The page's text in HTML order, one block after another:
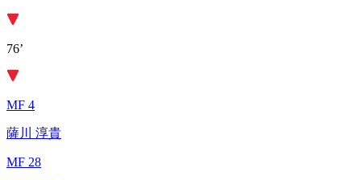
76’
MF 4
薩川 淳貴
MF 28